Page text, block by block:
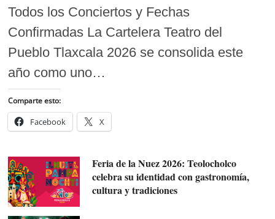
Todos los Conciertos y Fechas
Confirmadas La Cartelera Teatro del
Pueblo Tlaxcala 2026 se consolida este
año como uno…
Comparte esto:
Facebook X
Feria de la Nuez 2026: Teolocholco
celebra su identidad con gastronomía,
cultura y tradiciones